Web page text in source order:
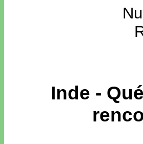
Inde -